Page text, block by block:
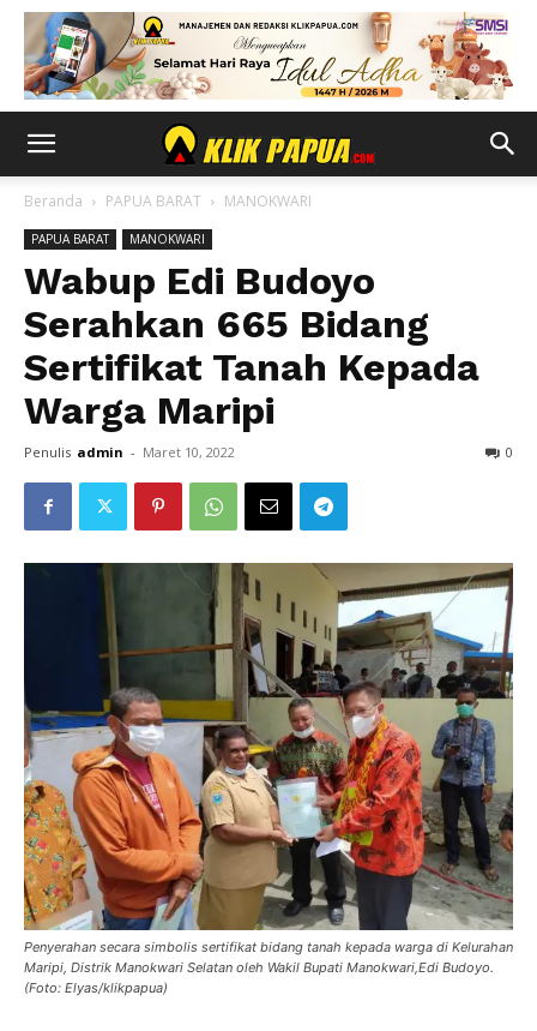
Beranda PAPUA BARAT MANOKWARI
PAPUA BARAT MANOKWARI
Wabup Edi Budoyo
Serahkan 665 Bidang
Sertifikat Tanah Kepada
Warga Maripi
Penulis admin - Maret 10, 2022 0
Penyerahan secara simbolis sertifikat bidang tanah kepada warga di Kelurahan
Maripi, Distrik Manokwari Selatan oleh Wakil Bupati Manokwari,Edi Budoyo.
(Foto: Elyas/klikpapua)